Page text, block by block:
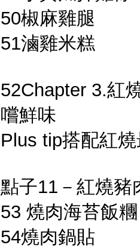
50椒麻雞腿
51滷雞米糕
52Chapter 3.紅
嚐鮮味
Plus tip搭配紅
點子11－紅燒豬
53 燒肉海苔飯糰
54燒肉鍋貼